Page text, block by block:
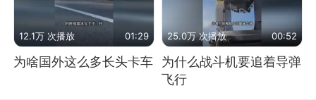
12.1万 次播放 01:29
为啥国外这么多长头卡车
25.0万 次播放 00:52
为什么战斗机要追着导弹
飞行